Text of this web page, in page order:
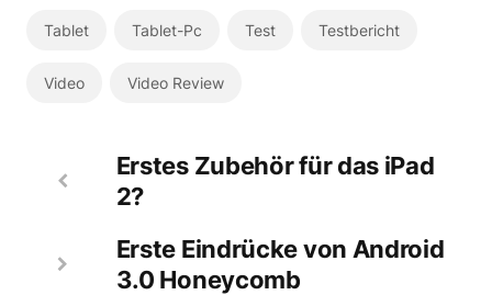
Tablet Tablet-Pc Test Testbericht
Video Video Review
Erstes Zubehör für das iPad
2?
Erste Eindrücke von Android
3.0 Honeycomb